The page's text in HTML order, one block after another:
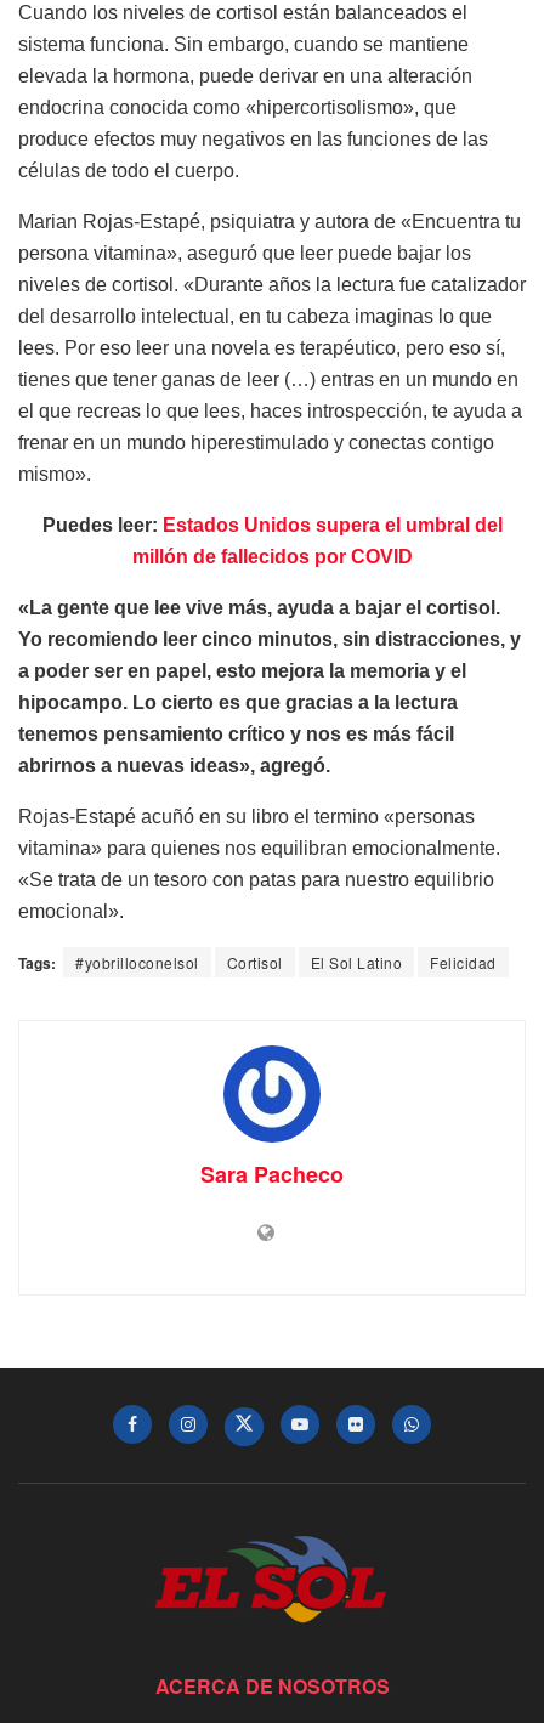
Cuando los niveles de cortisol están balanceados el
sistema funciona. Sin embargo, cuando se mantiene
elevada la hormona, puede derivar en una alteración
endocrina conocida como «hipercortisolismo», que
produce efectos muy negativos en las funciones de las
células de todo el cuerpo.
Marian Rojas-Estapé, psiquiatra y autora de «Encuentra tu
persona vitamina», aseguró que leer puede bajar los
niveles de cortisol. «Durante años la lectura fue catalizador
del desarrollo intelectual, en tu cabeza imaginas lo que
lees. Por eso leer una novela es terapéutico, pero eso sí,
tienes que tener ganas de leer (…) entras en un mundo en
el que recreas lo que lees, haces introspección, te ayuda a
frenar en un mundo hiperestimulado y conectas contigo
mismo».
Puedes leer: Estados Unidos supera el umbral del
millón de fallecidos por COVID
«La gente que lee vive más, ayuda a bajar el cortisol.
Yo recomiendo leer cinco minutos, sin distracciones, y
a poder ser en papel, esto mejora la memoria y el
hipocampo. Lo cierto es que gracias a la lectura
tenemos pensamiento crítico y nos es más fácil
abrirnos a nuevas ideas», agregó.
Rojas-Estapé acuñó en su libro el termino «personas
vitamina» para quienes nos equilibran emocionalmente.
«Se trata de un tesoro con patas para nuestro equilibrio
emocional».
Tags: #yobrilloconelsol Cortisol El Sol Latino Felicidad
Sara Pacheco
ACERCA DE NOSOTROS